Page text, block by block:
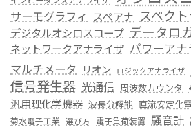
サーモグラフィ スペアナ スペク
デジタルオシロスコープ データロ
ネットワークアナライザ パワーアナ
マルチメータ リオン ロジックアナライザ
信号発生器 光通信 周波数カウンタ
汎用理化学機器 波長分解能 直流安定化
菊水電子工業 選び方 電子負荷装置 騒音計